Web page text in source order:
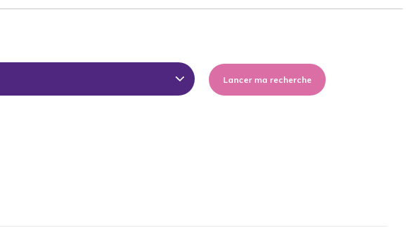
Lancer ma recherche